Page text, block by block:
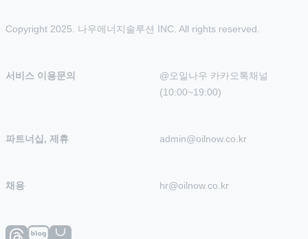
Copyright 2025. 나우에너지솔루션 INC. All rights reserved.
서비스 이용문의
@오일나우 카카오톡채널
(10:00~19:00)
파트너십, 제휴 admin@oilnow.co.kr
채용 hr@oilnow.co.kr